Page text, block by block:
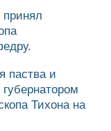
паства и
Тихона на